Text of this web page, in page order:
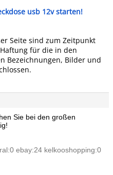
usb 12v starten!
Seite sind zum Zeitpunkt
für die in den
Bezeichnungen, Bilder und
Sie bei den großen
ebay:24 kelkooshopping:0